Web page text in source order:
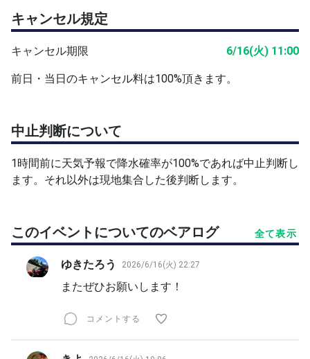
・承認は先着順ではありません。また承認まで時間を要す
ることがあります。
・雨天中止時は１時間位前までに追加情報をUPしますの
・他でも募集しておりますので、期日前の締め切りやバラ
キャンセル規定
キャンセル期限 6/16(火) 11:00
前日・当日のキャンセル料は100%頂きます。
中止判断について
1時間前に天気予報で降水確率が100%であれば中止判断し
ます。それ以外は現地集合した後判断します。
このイベントについてのベアログ 全て表示
ゆきたろう 2026/6/16(火) 22:27
またぜひお願いします！
コメントする